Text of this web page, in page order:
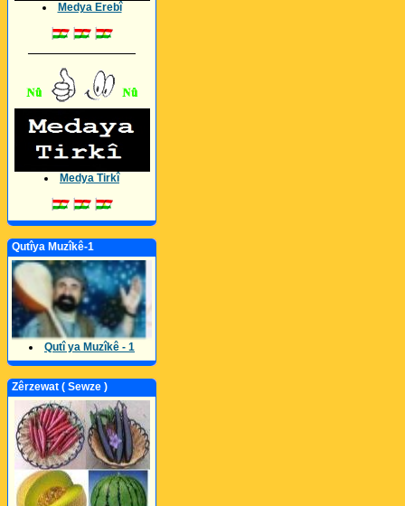
Medya Erebî
Medya Tirkî
Qutîya Muzîkê-1
Qutî ya Muzîkê - 1
Zêrzewat ( Sewze )